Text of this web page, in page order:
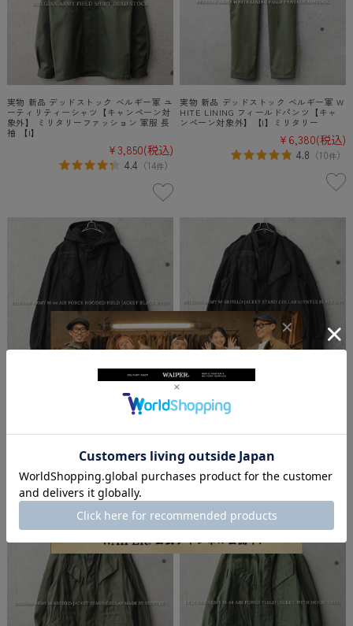
実物 新品 デッドストック ベルギー軍 ユ
ーティリティーシャツ【キャンペーン対
象外】 ミリタリーファッション 軍服 長
袖 【I】
¥3,850(税込)
4.4（14件）
実物 新品 デッドストック ベルギー軍 W
HITE LINING フィールドパンツ【キャ
ンペーン対象外】【I】ミリタリー
¥6,380(税込)
4.8 （10件）
実物 USED ベルギー軍 M-64 AIR FORCE
フーデッド フィールドジャケット BLAC
(税込)
4.0（2件 ）
実物 USED ベルギー軍 M-88 フィールド
ジャケット スタンドカラー SEYNTEX社